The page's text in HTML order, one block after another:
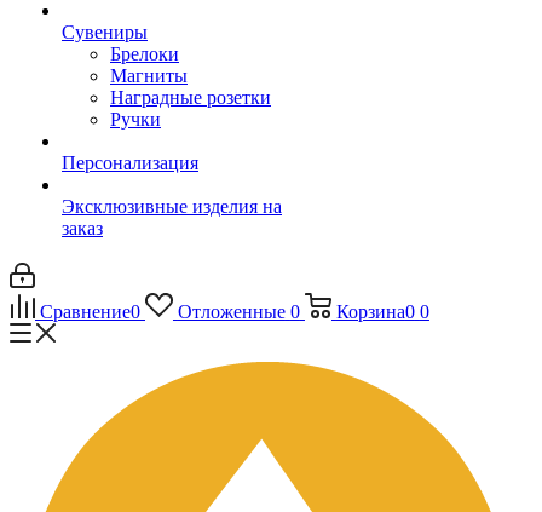
Сувениры
Брелоки
Магниты
Наградные розетки
Ручки
Персонализация
Эксклюзивные изделия на
заказ
Сравнение0 Отложенные 0 Корзина0 0